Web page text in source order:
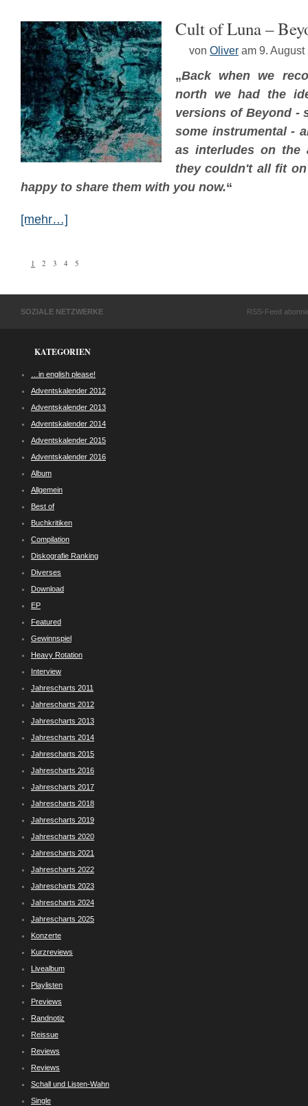
Cult of Luna –
von Oliver am 9. August
„Back when we
north we had the
versions of Beyond -
some instrumental -
as interludes on the
they couldn't all fit
happy to share them with you now.“
[mehr…]
1 2 3 4 5
SOZIALE NETZWERKE RSS-Feed
KATEGORIEN
…in english please!
Adventskalender 2012
Adventskalender 2013
Adventskalender 2014
Adventskalender 2015
Adventskalender 2016
Album
Allgemein
Best of
Buchkritiken
Compilation
Diskografie Ranking
Diverses
Download
EP
Featured
Gewinnspiel
Heavy Rotation
Interview
Jahrescharts 2011
Jahrescharts 2012
Jahrescharts 2013
Jahrescharts 2014
Jahrescharts 2015
Jahrescharts 2016
Jahrescharts 2017
Jahrescharts 2018
Jahrescharts 2019
Jahrescharts 2020
Jahrescharts 2021
Jahrescharts 2022
Jahrescharts 2023
Jahrescharts 2024
Jahrescharts 2025
Konzerte
Kurzreviews
Livealbum
Playlisten
Previews
Randnotiz
Reissue
Reviews
Reviews
Schall und Listen-Wahn
Single